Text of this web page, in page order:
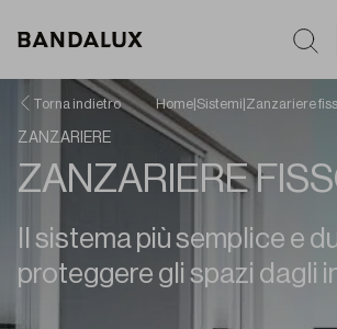
Torna indietro Home Sistemi Zanzariere
ZANZARIERE
ZANZARIERE
Il sistema più semplice e
proteggere gli spazi dagli